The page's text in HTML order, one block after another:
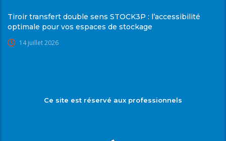
Tiroir transfert double sens STOCK3P : l’accessibilité
optimale pour vos espaces de stockage
14 juillet 2026
Ce site est réservé aux professionnels